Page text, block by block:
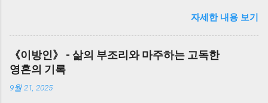
그리고 그럼에도 불구하고 인간이 지닌 생존과 번영에 대한 강
한 의지를 느낄 수 있었습니다. 소설 속 인물들은 저마다의 고유
한 개성과 사연을 가지고 있습니다. 그들은 서로 얽히고설키며,
복잡한 인간관계를 만들어냅니다. 이러한 인물들의 관계는 단
이기도 합니다. 특히, 봉수와 서희의 관계는 시대적 배경과 맞물
화 속에서 흔들리는 인간의 존재와 가족 관계의 의미를 깊이 있
게 사유하게 만듭니다. 저는 이 책을 읽으면서, 단순한 가족극을
넘어, 시대의 아픔과 개인의 고독이 만들어내는 격렬한 감정의
소용돌이를 경험했습니다. 책의 주인공인 지미 포터는 전쟁 후
삶의 낙오자로 전락한 인물입니다. 그는 젊은 시절의 꿈과 열정
을 잃어버리고, 끊임없는 자기혐오와 불안에 시달립니다. 아버
자세한 내용 보기
《이방인》 - 삶의 부조리와 마주하는 고독한
영혼의 기록
9월 21, 2025